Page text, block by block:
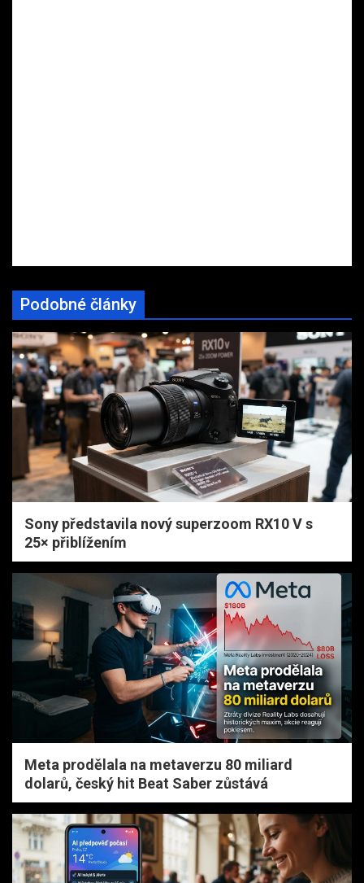
Podobné články
Sony představila nový superzoom RX10 V s
25× přiblížením
Meta prodělala na metaverzu 80 miliard
dolarů, český hit Beat Saber zůstává